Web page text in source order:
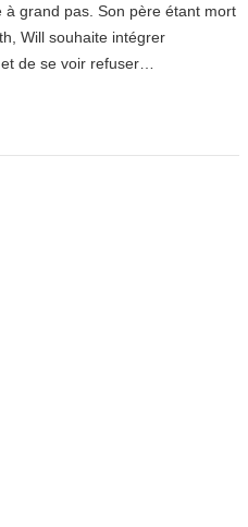
grand pas. Son père étant mort
Will souhaite intégrer
de se voir refuser…